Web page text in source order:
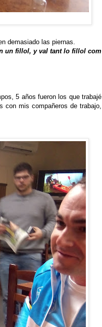
demasiado las piernas.
un fillol, y val tant lo fillol com
5 años fueron los que trabajé
con mis compañeros de trabajo,